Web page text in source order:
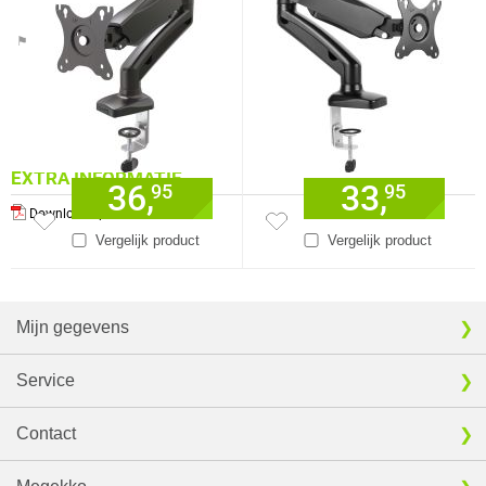
⚑ Fout melden
EXTRA INFORMATIE
Download specificatie sheet
Vergelijk product
36,95
Vergelijk product
33,95
Mijn gegevens
Service
Contact